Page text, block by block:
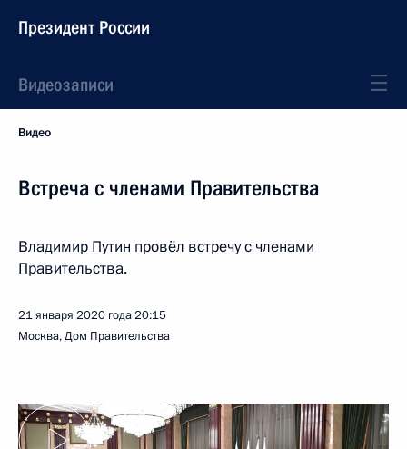
Президент России
Видеозаписи
Видео
Встреча с членами Правительства
Владимир Путин провёл встречу с членами
Правительства.
21 января 2020 года20:15
Москва, Дом Правительства